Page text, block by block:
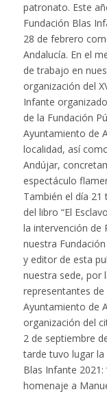
patronato. Este
Fundación Blas
28 de febrero
Andalucía. En el
de trabajo en
organización del
Infante
de la Fundación
Ayuntamiento de
localidad, así
Andújar,
espectáculo
También el día 21
del libro “El
la intervención de
nuestra
y editor de esta
nuestra sede, por
representantes
Ayuntamiento de
organización del
2 de septiembre
tarde tuvo lugar la
Blas Infante 2021:
homenaje a